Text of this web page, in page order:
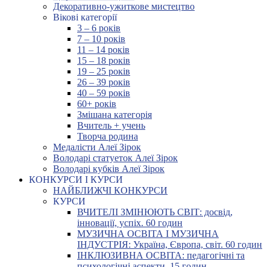
Декоративно-ужиткове мистецтво
Вікові категорії
3 – 6 років
7 – 10 років
11 – 14 років
15 – 18 років
19 – 25 років
26 – 39 років
40 – 59 років
60+ років
Змішана категорія
Вчитель + учень
Творча родина
Медалісти Алеї Зірок
Володарі статуеток Алеї Зірок
Володарі кубків Алеї Зірок
КОНКУРСИ І КУРСИ
НАЙБЛИЖЧІ КОНКУРСИ
КУРСИ
ВЧИТЕЛІ ЗМІНЮЮТЬ СВІТ: досвід,
інновації, успіх. 60 годин
МУЗИЧНА ОСВІТА І МУЗИЧНА
ІНДУСТРІЯ: Україна, Європа, світ. 60 годин
ІНКЛЮЗИВНА ОСВІТА: педагогічні та